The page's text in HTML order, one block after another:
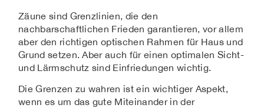
Zäune sind Grenzlinien, die den
nachbarschaftlichen Frieden garantieren, vor allem
aber den richtigen optischen Rahmen für Haus und
Grund setzen. Aber auch für einen optimalen Sicht-
und Lärmschutz sind Einfriedungen wichtig.
Die Grenzen zu wahren ist ein wichtiger Aspekt,
wenn es um das gute Miteinander in der